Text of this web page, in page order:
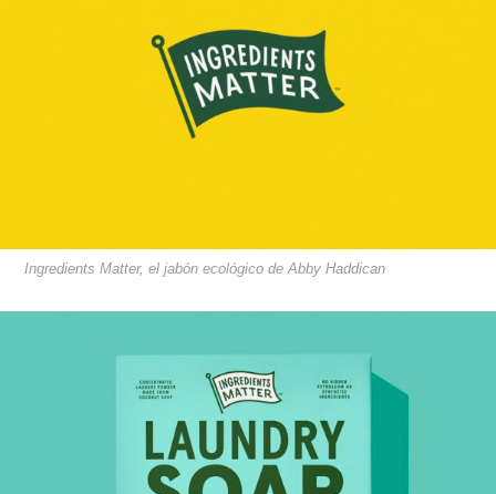
Ingredients Matter, el jabón ecológico de Abby Haddican